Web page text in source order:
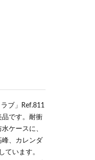
ブ」Ref.811
です。耐衝
ケースに、
峰、カレンダ
ています。